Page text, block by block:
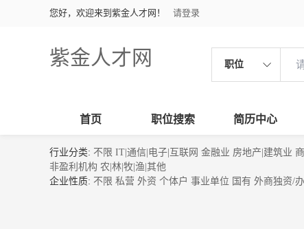
您好，欢迎来到紫金人才网！ 请登录
紫金人才网 职位
首页 职位搜索 简历中心
行业分类: 不限 IT|通信|电子|互联网 金融业 房地产|建筑业
非盈利机构 农|林|牧|渔|其他
企业性质: 不限 私营 外资 个体户 事业单位 国有 外商独资/